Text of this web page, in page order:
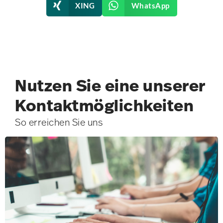
XING WhatsApp
Nutzen Sie eine unserer
Kontakt­möglichkeiten
So erreichen Sie uns